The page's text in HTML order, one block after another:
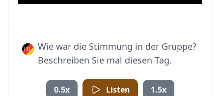
Wie war die Stimmung in der Gruppe?
Beschreiben Sie mal diesen Tag.
0.5x Listen 1.5x